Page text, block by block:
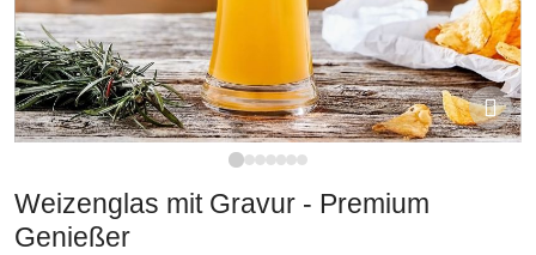
Weizenglas mit Gravur - Premium
Genießer